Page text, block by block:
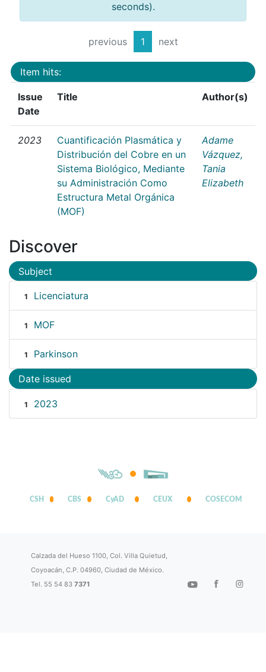
seconds).
previous 1 next
Item hits:
Issue
Date
Title Author(s)
2023
Cuantificación Plasmática y
Distribución del Cobre en un
Sistema Biológico, Mediante
su Administración Como
Estructura Metal Orgánica
(MOF)
Adame
Vázquez,
Tania
Elizabeth
Discover
Subject
1 Licenciatura
1 MOF
1 Parkinson
Date issued
1 2023
CSH CBS CyAD CEUX COSECOM
Calzada del Hueso 1100, Col. Villa Quietud,
Coyoacán, C.P. 04960, Ciudad de México.
Tel. 55 54 837371